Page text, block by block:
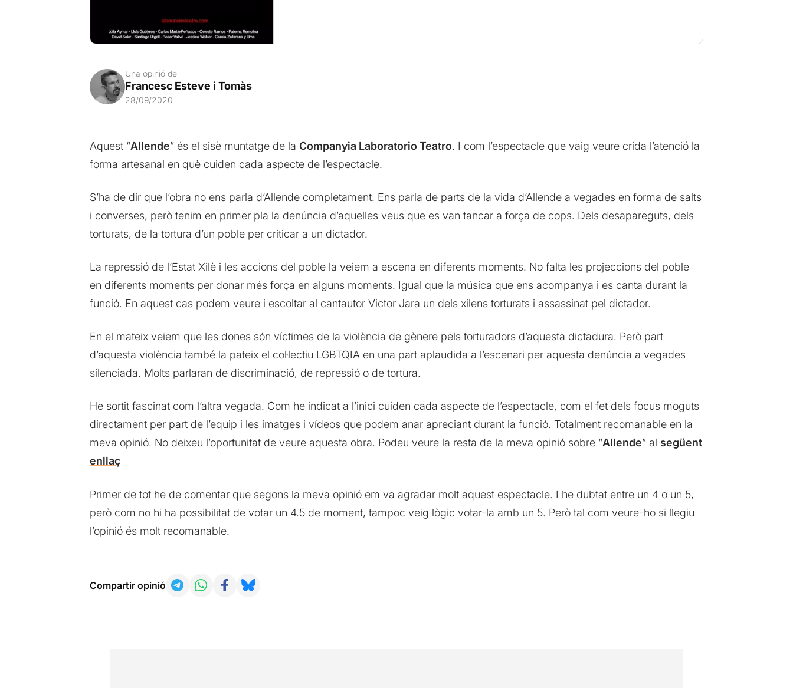
Una opinió de
Francesc Esteve i Tomàs
28/09/2020
Aquest “Allende” és el sisè muntatge de la Companyia Laboratorio Teatro. I com l’espectacle que vaig veure crida l’atenció la
forma artesanal en què cuiden cada aspecte de l’espectacle.
S’ha de dir que l’obra no ens parla d’Allende completament. Ens parla de parts de la vida d’Allende a vegades en forma de salts
i converses, però tenim en primer pla la denúncia d’aquelles veus que es van tancar a força de cops. Dels desapareguts, dels
torturats, de la tortura d’un poble per criticar a un dictador.
La repressió de l’Estat Xilè i les accions del poble la veiem a escena en diferents moments. No falta les projeccions del poble
en diferents moments per donar més força en alguns moments. Igual que la música que ens acompanya i es canta durant la
funció. En aquest cas podem veure i escoltar al cantautor Victor Jara un dels xilens torturats i assassinat pel dictador.
En el mateix veiem que les dones són víctimes de la violència de gènere pels torturadors d’aquesta dictadura. Però part
d’aquesta violència també la pateix el col·lectiu LGBTQIA en una part aplaudida a l’escenari per aquesta denúncia a vegades
silenciada. Molts parlaran de discriminació, de repressió o de tortura.
He sortit fascinat com l’altra vegada. Com he indicat a l’inici cuiden cada aspecte de l’espectacle, com el fet dels focus moguts
directament per part de l’equip i les imatges i vídeos que podem anar apreciant durant la funció. Totalment recomanable en la
meva opinió. No deixeu l’oportunitat de veure aquesta obra. Podeu veure la resta de la meva opinió sobre “Allende” al següent
enllaç
Primer de tot he de comentar que segons la meva opinió em va agradar molt aquest espectacle. I he dubtat entre un 4 o un 5,
però com no hi ha possibilitat de votar un 4.5 de moment, tampoc veig lògic votar-la amb un 5. Però tal com veure-ho si llegiu
l’opinió és molt recomanable.
Compartir opinió